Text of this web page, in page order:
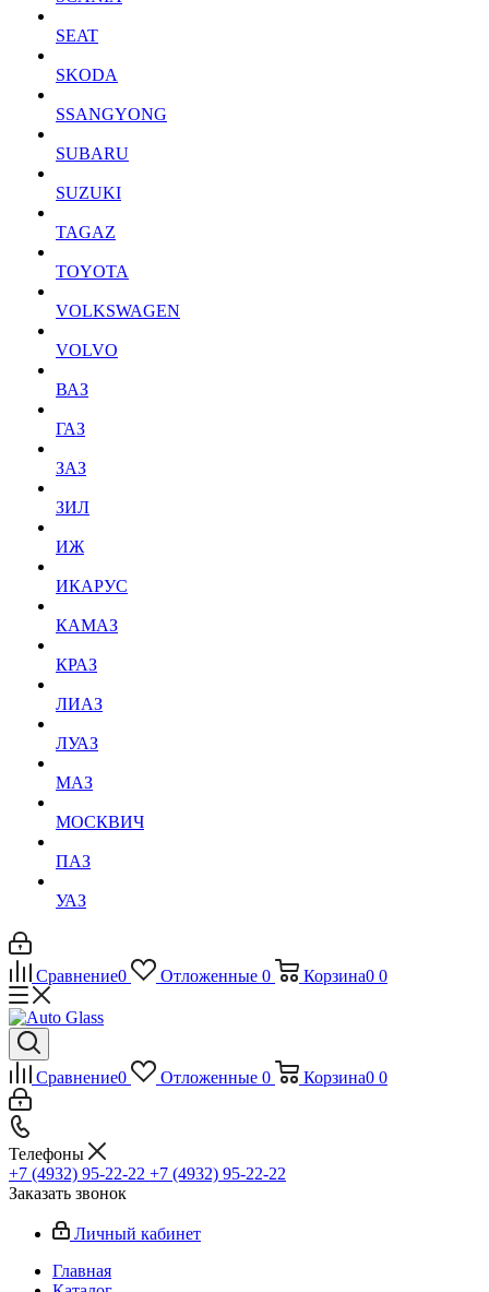
SEAT
SKODA
SSANGYONG
SUBARU
SUZUKI
TAGAZ
TOYOTA
VOLKSWAGEN
VOLVO
ВАЗ
ГАЗ
ЗАЗ
ЗИЛ
ИЖ
ИКАРУС
КАМАЗ
КРАЗ
ЛИАЗ
ЛУАЗ
МАЗ
МОСКВИЧ
ПАЗ
УАЗ
Сравнение0 Отложенные 0 Корзина0 0
Сравнение0 Отложенные 0 Корзина0 0
Телефоны
+7 (4932) 95-22-22 +7 (4932) 95-22-22
Заказать звонок
Личный кабинет
Главная